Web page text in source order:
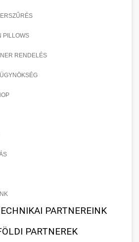
PILLOWS
RENDELÉS
PARTNEREINK
PARTNEREK